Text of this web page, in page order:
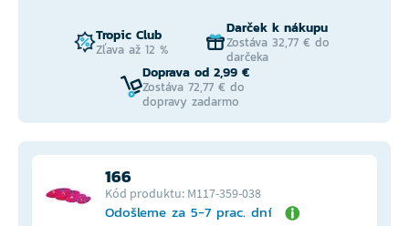
Tropic Club
Zľava až 12 %
Darček k nákupu
Zostáva 32,77 € do
darčeka
Doprava od 2,99 €
Zostáva 72,77 € do
dopravy zadarmo
166
Kód produktu: M117-359-038
Odošleme za 5-7 prac. dní